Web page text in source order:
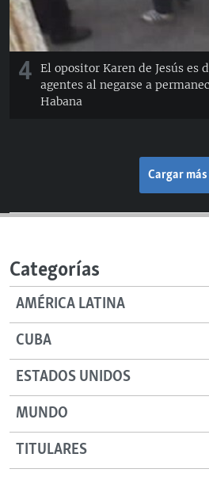
4
El opositor Karen de Jesús es
agentes al negarse a
Habana
Cargar más
Categorías
AMÉRICA LATINA
CUBA
ESTADOS UNIDOS
MUNDO
TITULARES